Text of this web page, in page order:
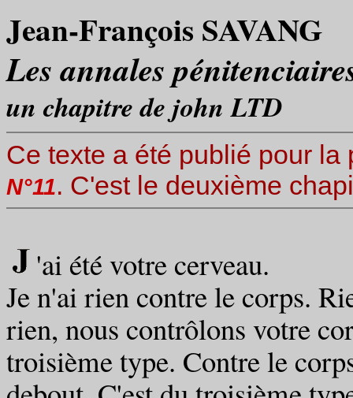
Jean-François SAVANG
Les annales
un chapitre de john LTD
Ce texte a été publié pour
N°11. C'est le deuxième
'ai été votre cerveau.
Je n'ai rien contre le corps.
rien, nous contrôlons votre
troisième type. Contre le